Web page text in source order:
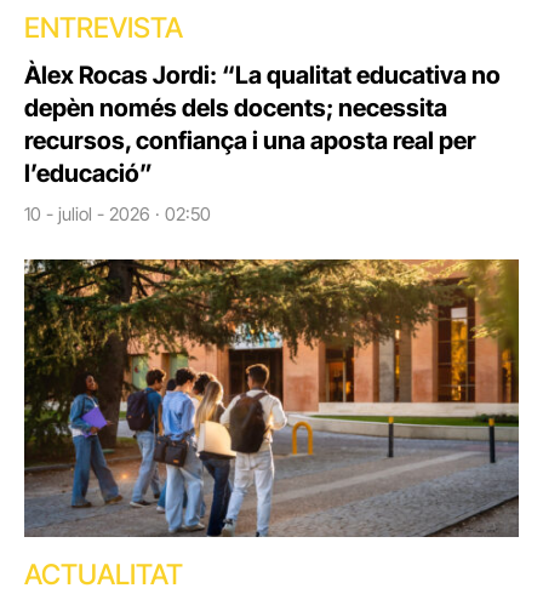
ENTREVISTA
Àlex Rocas Jordi: “La qualitat educativa no
depèn només dels docents; necessita
recursos, confiança i una aposta real per
l’educació”
10 - juliol - 2026 · 02:50
ACTUALITAT